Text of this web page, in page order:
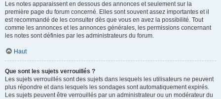
Les notes apparaissent en dessous des annonces et seulement sur la
première page du forum concerné. Elles sont souvent assez importantes et il
est recommandé de les consulter dès que vous en avez la possibilité. Tout
comme les annonces et les annonces générales, les permissions concernant
les notes sont définies par les administrateurs du forum.
Haut
Que sont les sujets verrouillés ?
Les sujets verrouillés sont des sujets dans lesquels les utilisateurs ne peuvent
plus répondre et dans lesquels les sondages sont automatiquement expirés.
Les sujets peuvent être verrouillés par un administrateur ou un modérateur du